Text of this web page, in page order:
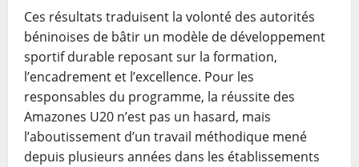
Ces résultats traduisent la volonté des autorités
béninoises de bâtir un modèle de développement
sportif durable reposant sur la formation,
l’encadrement et l’excellence. Pour les
responsables du programme, la réussite des
Amazones U20 n’est pas un hasard, mais
l’aboutissement d’un travail méthodique mené
depuis plusieurs années dans les établissements